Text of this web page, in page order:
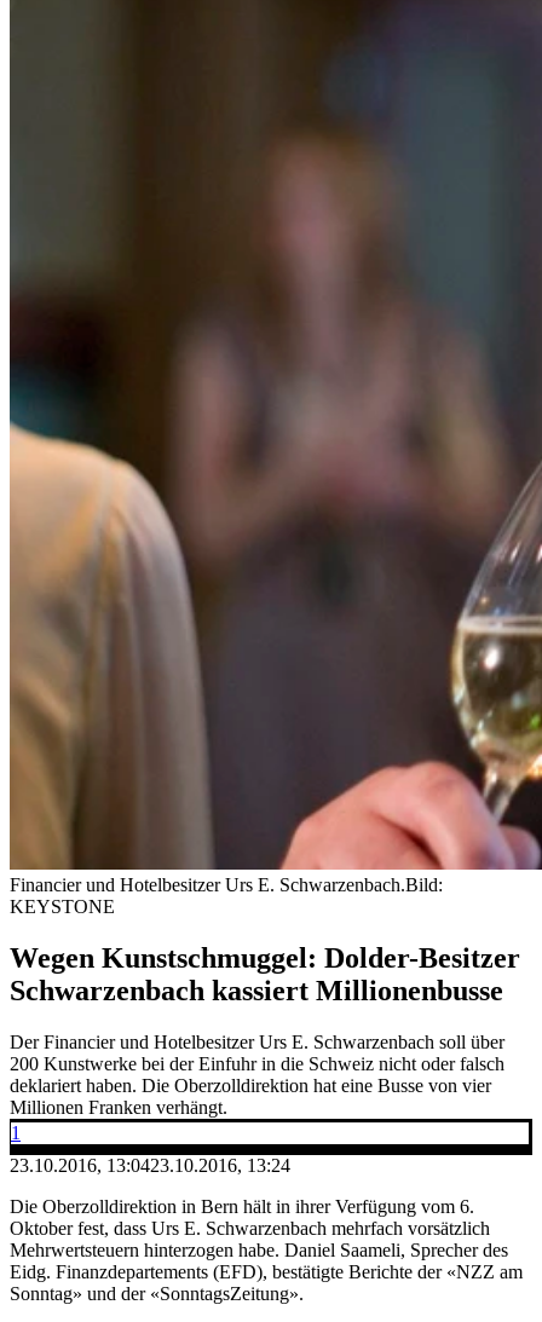
Financier und Hotelbesitzer Urs E. Schwarzenbach.Bild:
KEYSTONE
Wegen Kunstschmuggel: Dolder-Besitzer
Schwarzenbach kassiert Millionenbusse
Der Financier und Hotelbesitzer Urs E. Schwarzenbach soll über
200 Kunstwerke bei der Einfuhr in die Schweiz nicht oder falsch
deklariert haben. Die Oberzolldirektion hat eine Busse von vier
Millionen Franken verhängt.
1
23.10.2016, 13:0423.10.2016, 13:24
Die Oberzolldirektion in Bern hält in ihrer Verfügung vom 6.
Oktober fest, dass Urs E. Schwarzenbach mehrfach vorsätzlich
Mehrwertsteuern hinterzogen habe. Daniel Saameli, Sprecher des
Eidg. Finanzdepartements (EFD), bestätigte Berichte der «NZZ am
Sonntag» und der «SonntagsZeitung».